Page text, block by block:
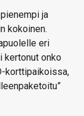
ja
kokoinen.
eri
kertonut onko
korttipaikoissa,